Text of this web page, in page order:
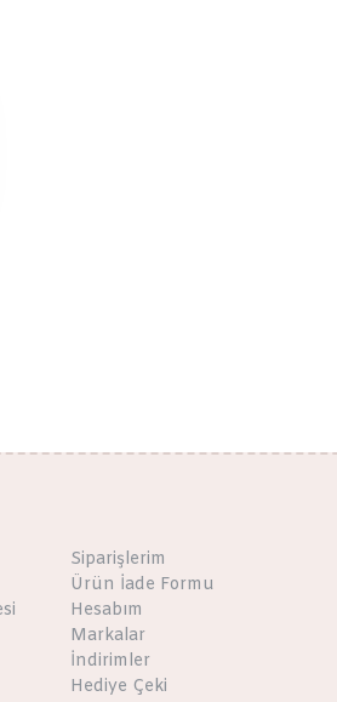
Siparişlerim
Ürün İade Formu
Hesabım
Markalar
İndirimler
Hediye Çeki